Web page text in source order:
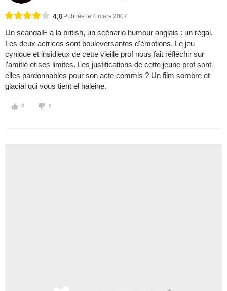
4,0 Publiée le 4 mars 2007
Un scandalE à la british, un scénario humour anglais : un régal.
Les deux actrices sont bouleversantes d'émotions. Le jeu
cynique et insidieux de cette vieille prof nous fait réfléchir sur
l'amitié et ses limites. Les justifications de cette jeune prof sont-
elles pardonnables pour son acte commis ? Un film sombre et
glacial qui vous tient el haleine.
0 0